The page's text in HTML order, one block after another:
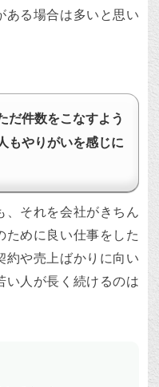
ある場合は多いと思い
だ件数をこなすよう
もやりがいを感じに
、それを会社がきちん
ために良い仕事をした
約や売上ばかりに向い
い人が長く続けるのは